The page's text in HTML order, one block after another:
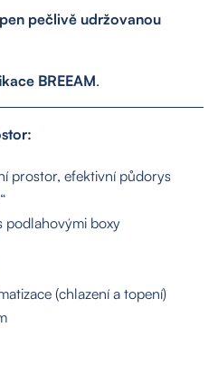
pečlivě udržovanou
BREEAM.
prostor, efektivní půdorys
podlahovými boxy
(chlazení a topení)